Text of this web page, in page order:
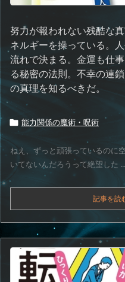
努力が報われない残酷な
ネルギーを操っている。
流れで決まる。金運も仕
る秘密の法則。不幸の連
の真理を知るべきだ。
 能力関係の魔術・呪術
ねえ、ずっと頑張っているのに
いてないんだろうって絶望した ...
記事を読